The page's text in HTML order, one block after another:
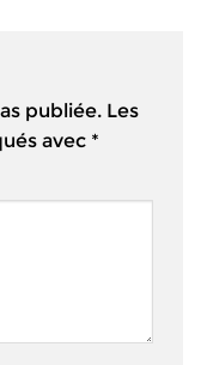
publiée. Les
avec *